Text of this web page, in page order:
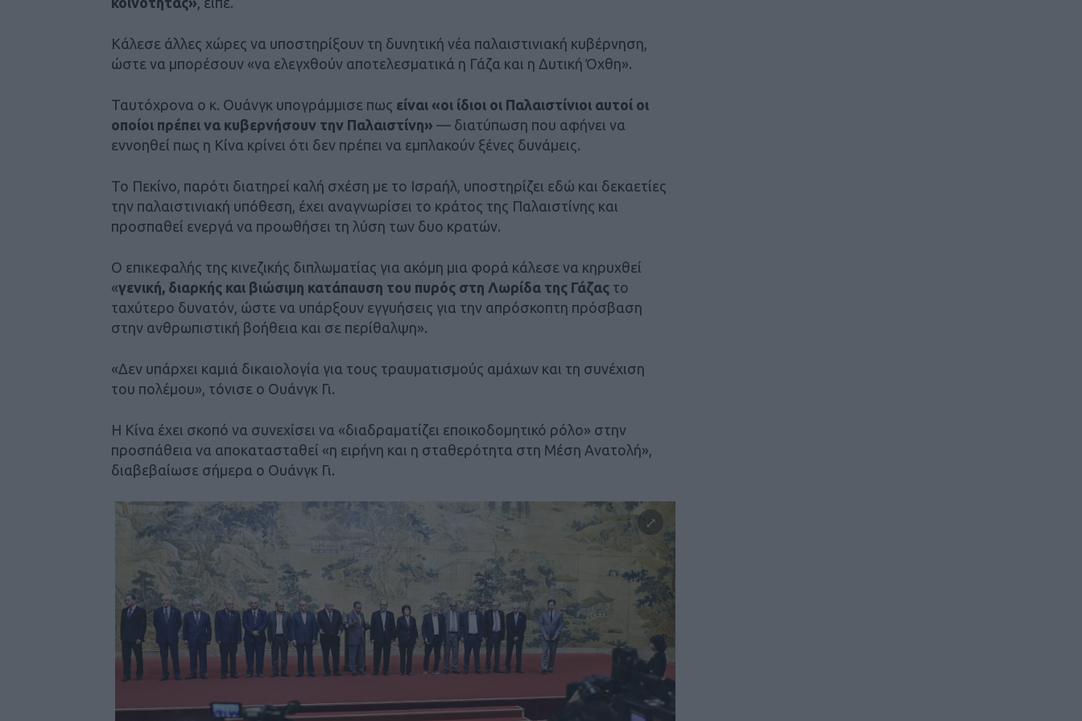
Κάλεσε άλλες χώρες να υποστηρίξουν τη δυνητική νέα παλαιστινιακή κυβέρνηση,
ώστε να μπορέσουν «να ελεγχθούν αποτελεσματικά η Γάζα και η Δυτική Όχθη».
Ταυτόχρονα ο κ. Ουάνγκ υπογράμμισε πως είναι «οι ίδιοι οι Παλαιστίνιοι αυτοί οι
οποίοι πρέπει να κυβερνήσουν την Παλαιστίνη» — διατύπωση που αφήνει να
εννοηθεί πως η Κίνα κρίνει ότι δεν πρέπει να εμπλακούν ξένες δυνάμεις.
Το Πεκίνο, παρότι διατηρεί καλή σχέση με το Ισραήλ, υποστηρίζει εδώ και δεκαετίες
την παλαιστινιακή υπόθεση, έχει αναγνωρίσει το κράτος της Παλαιστίνης και
προσπαθεί ενεργά να προωθήσει τη λύση των δυο κρατών.
Ο επικεφαλής της κινεζικής διπλωματίας για ακόμη μια φορά κάλεσε να κηρυχθεί
«γενική, διαρκής και βιώσιμη κατάπαυση του πυρός στη Λωρίδα της Γάζας το
ταχύτερο δυνατόν, ώστε να υπάρξουν εγγυήσεις για την απρόσκοπτη πρόσβαση
στην ανθρωπιστική βοήθεια και σε περίθαλψη».
«Δεν υπάρχει καμιά δικαιολογία για τους τραυματισμούς αμάχων και τη συνέχιση
του πολέμου», τόνισε ο Ουάνγκ Γι.
Η Κίνα έχει σκοπό να συνεχίσει να «διαδραματίζει εποικοδομητικό ρόλο» στην
προσπάθεια να αποκατασταθεί «η ειρήνη και η σταθερότητα στη Μέση Ανατολή»,
διαβεβαίωσε σήμερα ο Ουάνγκ Γι.